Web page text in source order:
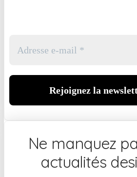
Ne manquez
actualités